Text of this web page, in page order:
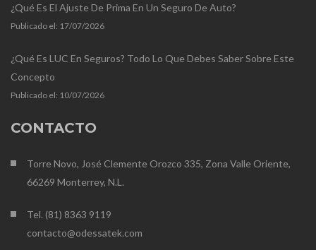
¿Qué Es El Ajuste De Prima En Un Seguro De Auto?
Publicado el: 17/07/2026
¿Qué Es LUC En Seguros? Todo Lo Que Debes Saber Sobre Este
Concepto
Publicado el: 10/07/2026
CONTACTO
Torre Novo, José Clemente Orozco 335, Zona Valle Oriente,
66269 Monterrey, N.L.
Tel. (81) 8363 9119
contacto@odessatek.com